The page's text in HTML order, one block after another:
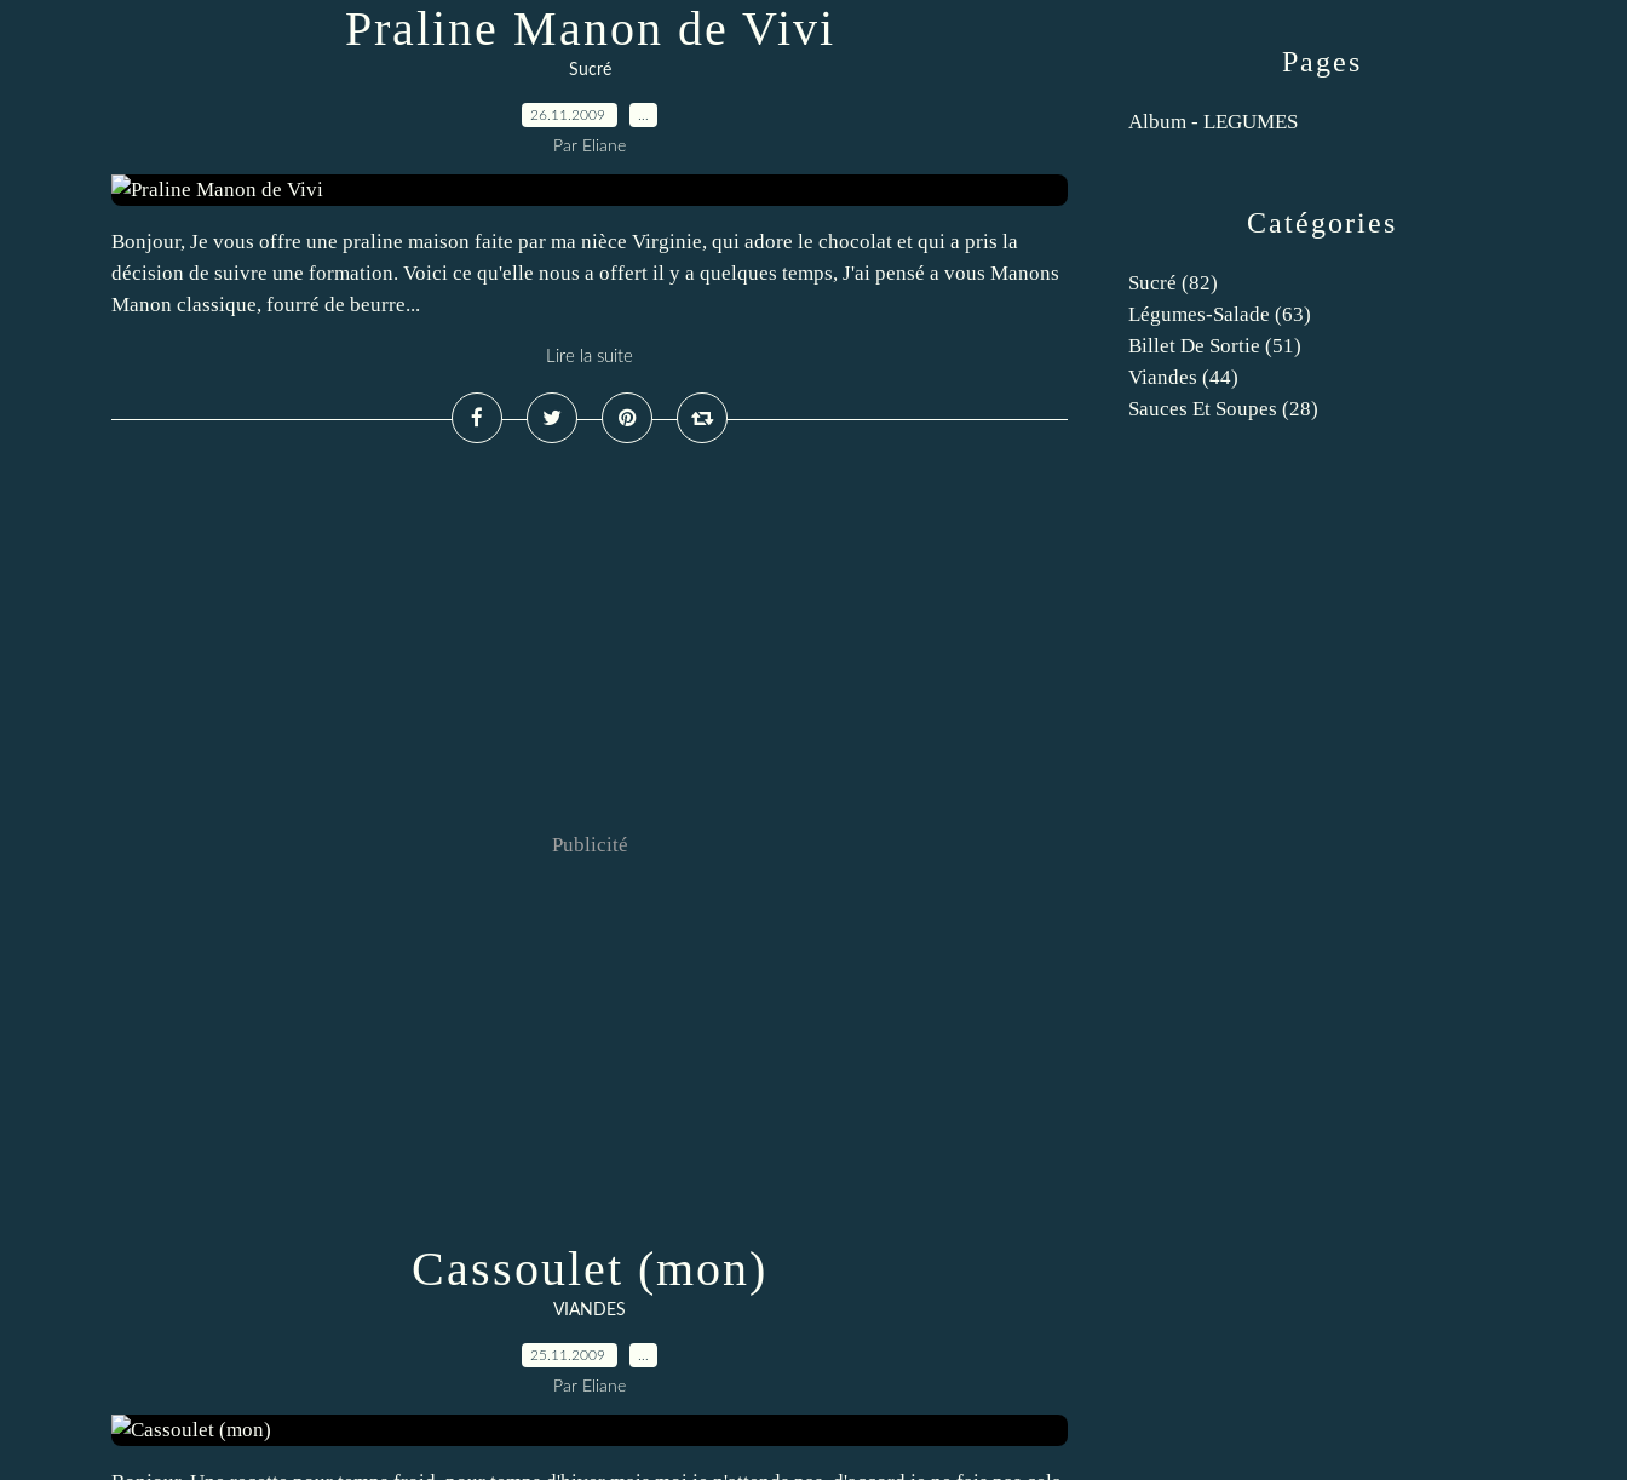
Praline Manon de Vivi
Sucré
26.11.2009
Par Eliane
Bonjour, Je vous offre une praline maison faite par ma nièce Virginie, qui adore le chocolat et qui a pris la
décision de suivre une formation. Voici ce qu'elle nous a offert il y a quelques temps, J'ai pensé a vous Manons
Manon classique, fourré de beurre...
Lire la suite
Publicité
Cassoulet (mon)
VIANDES
25.11.2009
Par Eliane
Catégories
Sucré (82)
Légumes-Salade (63)
Billet De Sortie (51)
Viandes (44)
Sauces Et Soupes (28)
Pages
Album - LEGUMES